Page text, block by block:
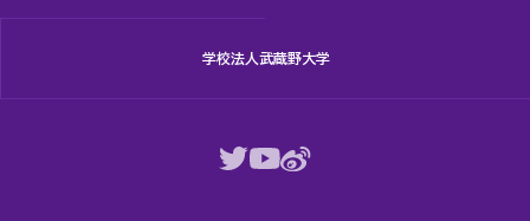
学校法人武蔵野大学